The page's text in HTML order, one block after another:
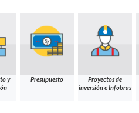
y
Presupuesto
Proyectos de
inversión e Infobras